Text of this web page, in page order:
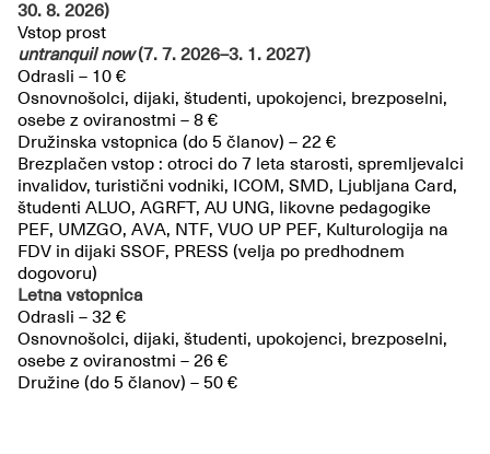
30. 8. 2026)
Vstop prost
untranquil now(7. 7. 2026–3. 1. 2027)
Odrasli – 10 €
Osnovnošolci, dijaki, študenti, upokojenci, brezposelni,
osebe z oviranostmi – 8 €
Družinska vstopnica (do 5 članov) – 22 €
Brezplačen vstop : otroci do 7 leta starosti, spremljevalci
invalidov, turistični vodniki, ICOM, SMD, Ljubljana Card,
študenti ALUO, AGRFT, AU UNG, likovne pedagogike
PEF, UMZGO, AVA, NTF, VUO UP PEF, Kulturologija na
FDV in dijaki SSOF, PRESS (velja po predhodnem
dogovoru)
Letna vstopnica
Odrasli – 32 €
Osnovnošolci, dijaki, študenti, upokojenci, brezposelni,
osebe z oviranostmi – 26 €
Družine (do 5 članov) – 50 €